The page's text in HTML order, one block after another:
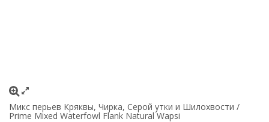
Микс перьев Кряквы, Чирка, Серой утки и Шилохвости /
Prime Mixed Waterfowl Flank Natural Wapsi